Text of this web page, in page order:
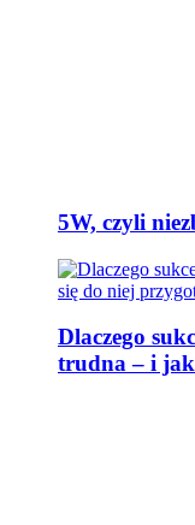
5W, czyli
Dlaczego
trudna – i jak